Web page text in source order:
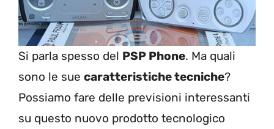
Si parla spesso del PSP Phone. Ma quali
sono le sue caratteristiche tecniche?
Possiamo fare delle previsioni interessanti
su questo nuovo prodotto tecnologico